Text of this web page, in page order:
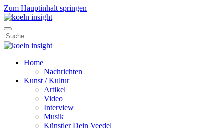
Zum Hauptinhalt springen
Home
Nachrichten
Kunst / Kultur
Artikel
Video
Interview
Musik
Künstler Dein Veedel